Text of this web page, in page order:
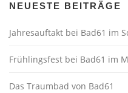
NEUESTE BEITRÄGE
Jahresauftakt bei Bad61 im
Frühlingsfest bei Bad61 im
Das Traumbad von Bad61